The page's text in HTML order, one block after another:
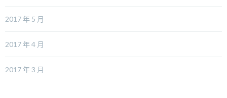
2017 年 5 月
2017 年 4 月
2017 年 3 月